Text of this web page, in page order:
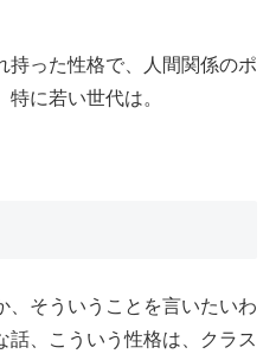
持った性格で、人間関係のポ
に若い世代は。
、そういうことを言いたいわ
話、こういう性格は、クラス